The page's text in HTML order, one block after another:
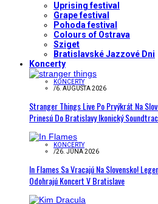
Uprising festival
Grape festival
Pohoda festival
Colours of Ostrava
Sziget
Bratislavské Jazzové Dni
Koncerty
KONCERTY
/6. AUGUSTA 2026
Stranger Things Live Po Prvýkrát Na
Prinesú Do Bratislavy Ikonický
KONCERTY
/26. JÚNA 2026
In Flames Sa Vracajú Na Slovensko!
Odohrajú Koncert V Bratislave